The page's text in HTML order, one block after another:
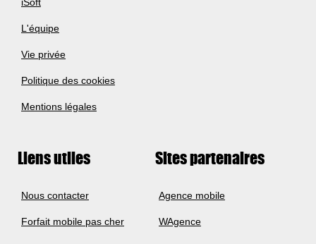
iSoft
L'équipe
Vie privée
Politique des cookies
Mentions légales
Liens utiles
Nous contacter
Forfait mobile pas cher
Sites partenaires
Agence mobile
WAgence